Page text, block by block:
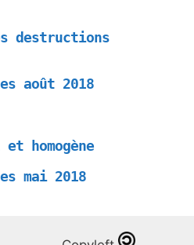
destructions
août 2018
homogène
mai 2018